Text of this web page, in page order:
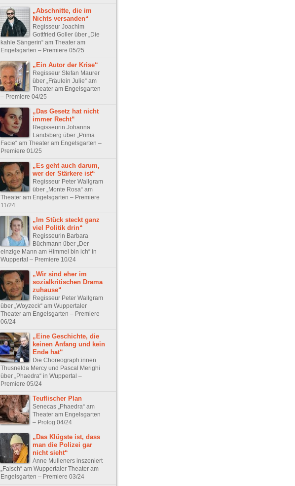
„Abschnitte, die im
Nichts versanden“
Regisseur Joachim
Gottfried Goller über „Die
kahle Sängerin“ am Theater am
Engelsgarten – Premiere 05/25
„Ein Autor der Krise“
Regisseur Stefan Maurer
über „Fräulein Julie“ am
Theater am Engelsgarten
– Premiere 04/25
„Das Gesetz hat nicht
immer Recht“
Regisseurin Johanna
Landsberg über „Prima
Facie“ am Theater am Engelsgarten –
Premiere 01/25
„Es geht auch darum,
wer der Stärkere ist“
Regisseur Peter Wallgram
über „Monte Rosa“ am
Theater am Engelsgarten – Premiere
11/24
„Im Stück steckt ganz
viel Politik drin“
Regisseurin Barbara
Büchmann über „Der
einzige Mann am Himmel bin ich“ in
Wuppertal – Premiere 10/24
„Wir sind eher im
sozialkritischen Drama
zuhause“
Regisseur Peter Wallgram
über „Woyzeck“ am Wuppertaler
Theater am Engelsgarten – Premiere
06/24
„Eine Geschichte, die
keinen Anfang und kein
Ende hat“
Die Choreograph:innen
Thusnelda Mercy und Pascal Merighi
über „Phaedra“ in Wuppertal –
Premiere 05/24
Teuflischer Plan
Senecas „Phaedra“ am
Theater am Engelsgarten
– Prolog 04/24
„Das Klügste ist, dass
man die Polizei gar
nicht sieht“
Anne Mulleners inszeniert
„Falsch“ am Wuppertaler Theater am
Engelsgarten – Premiere 03/24